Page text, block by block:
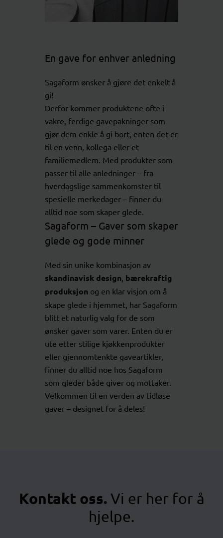
En gave for enhver anledning
Sagaform ønsker å gjøre det enkelt å
gi!
Derfor kommer produktene ofte i
vakre, ferdige gavepakninger som
gjør dem enkle å gi bort, enten det er
til en venn, kollega eller et
familiemedlem. Med produkter som
passer til alle anledninger – fra
hverdagslige sammenkomster til
spesielle merkedager – finner du
alltid noe som skaper glede.
Sagaform – Gaver som skaper
glede og gode minner
Med sin unike kombinasjon av
skandinavisk design bærekraftig
produksjon og en klar visjon om å
skape glede i hjemmet, har Sagaform
blitt et naturlig valg for de som
ønsker gaver som varer. Enten du er
ute etter stilige kjøkkenprodukter
eller gjennomtenkte gaveartikler,
finner du alltid noe hos Sagaform
som gleder både giver og mottaker.
Velkommen til en verden av tidløse
gaver – designet for å deles!
Kontakt oss.Vi er her for å
hjelpe.